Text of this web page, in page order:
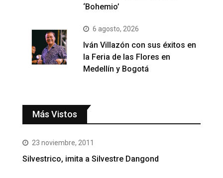
‘Bohemio’
6 agosto, 2026
Iván Villazón con sus éxitos en
la Feria de las Flores en
Medellín y Bogotá
Más Vistos
23 noviembre, 2011
Silvestrico, imita a Silvestre Dangond